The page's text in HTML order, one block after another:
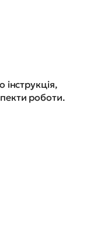
інструкція,
роботи.